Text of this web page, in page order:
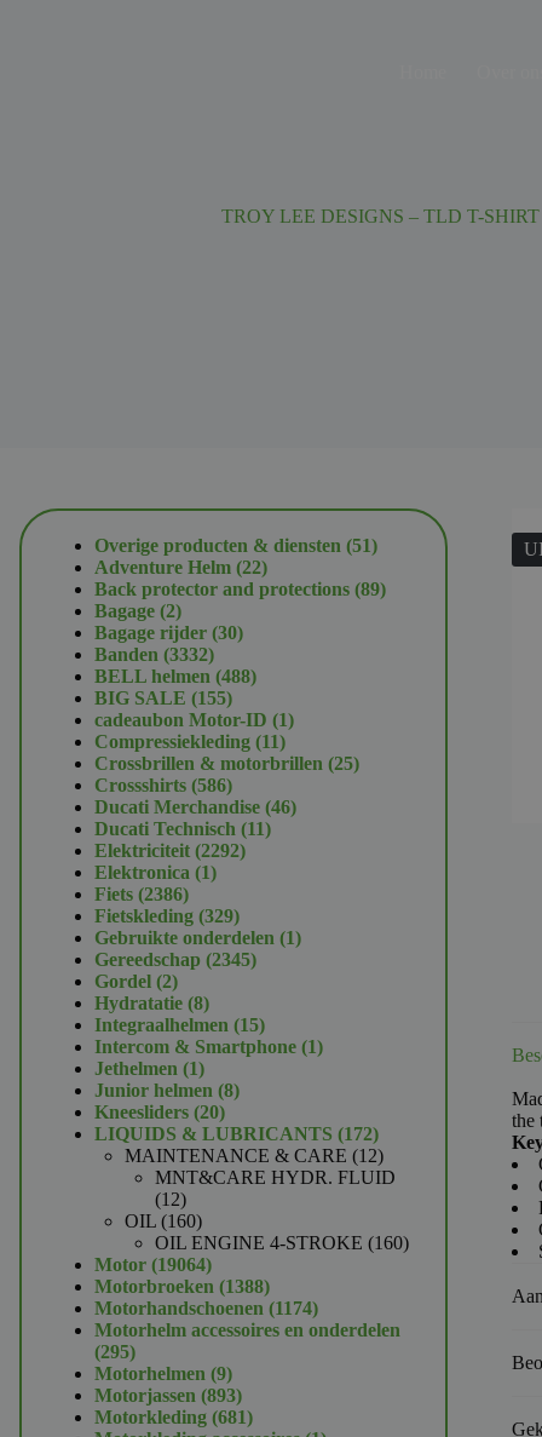
TROY LEE DESIGNS – TLD T-
the
Overige producten & diensten 5151
Adventure Helm 2222
producten
Back protector and protections 8989
Bagage 22
producten
Bagage rijder 3030
Banden 33323332
producten
BELL helmen 488488
BIG SALE 155155
producten
cadeaubon Motor-ID 11
Compressiekleding 1111
producten
Crossbrillen & motorbrillen 2525
Crossshirts 586586
producten
Ducati Merchandise 4646
Ducati Technisch 1111
Elektriciteit 22922292
Elektronica 11
Fiets 23862386
producten
Fietskleding 329329
producten
Gebruikte onderdelen 11
Gereedschap 23452345
Gordel 22
producten
Hydratatie 88
producten
Integraalhelmen 1515
producten
Intercom & Smartphone 11
Jethelmen 11
product
Junior helmen 88
Kneesliders 2020
producten
LIQUIDS & LUBRICANTS 172172
producten
MAINTENANCE & CARE 1212
producten
MNT&CARE HYDR. FLUID
1212
producten
OIL 160160
producten
OIL ENGINE 4-STROKE 160160
Motor 1906419064
producten
Motorbroeken 13881388
producten
Motorhandschoenen 11741174
producten
Motorhelm accessoires en onderdelen
295295
producten
Motorhelmen 99
producten
Motorjassen 893893
producten
Motorkleding 681681